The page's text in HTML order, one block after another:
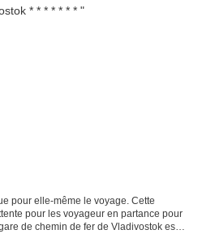
pour elle-même le voyage. Cette
pour les voyageur en partance pour
de chemin de fer de Vladivostok est